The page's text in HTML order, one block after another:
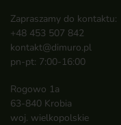
Zapraszamy do kontaktu:
+48 453 507 842
kontakt@dimuro.pl
pn-pt: 7:00-16:00
Rogowo 1a
63-840 Krobia
woj. wielkopolskie